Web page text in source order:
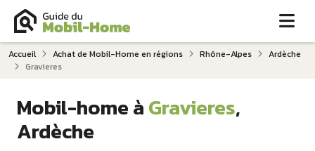
Accueil Achat de Mobil-Home en régions Rhône-Alpes
Ardèche
Gravieres
Mobil-home àGravieres,
Ardèche